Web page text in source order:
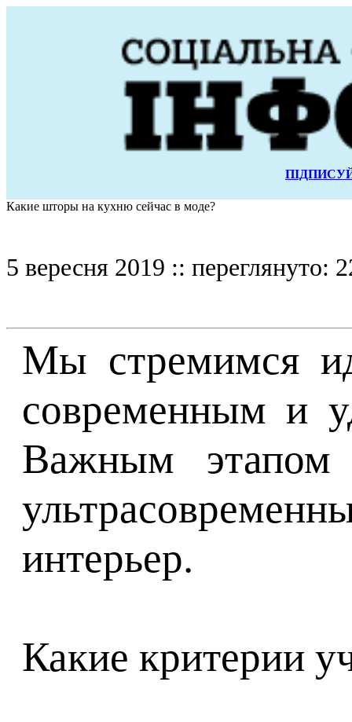
Какие шторы на кухню сейчас в моде?
5 вересня 2019 :: переглянуто:
Мы стремимся
современным и
Важным этапом
интерьер.
Какие критерии